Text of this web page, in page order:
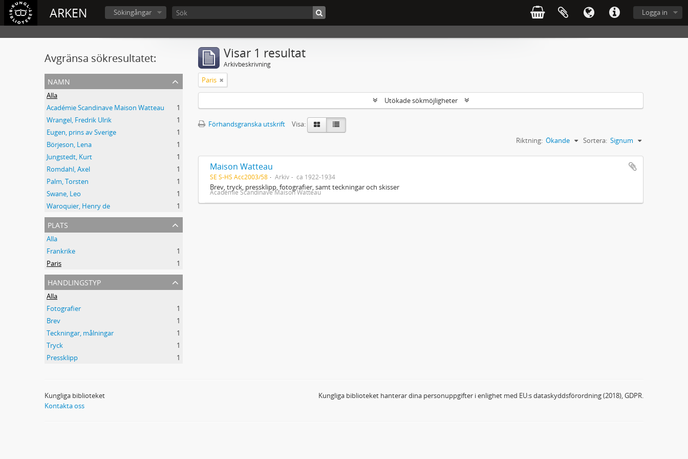
ARKEN Logga in
Sökingångar
Avgränsa sökresultatet:
namn
Alla
Académie Scandinave Maison Watteau
1
Wrangel, Fredrik Ulrik
1
Eugen, prins av Sverige
1
Börjeson, Lena
1
Jungstedt, Kurt
1
Romdahl, Axel
1
Palm, Torsten
1
Swane, Leo
1
Waroquier, Henry de
1
plats
Alla
Frankrike
1
Paris
1
handlingstyp
Alla
Fotografier
1
Brev
1
Teckningar, målningar
1
Tryck
1
Pressklipp
1
Visar 1 resultat
Arkivbeskrivning
Paris
Utökade sökmöjligheter
Förhandsgranska utskrift
Visa:
Sortera: Signum
Riktning: Ökande
Maison Watteau
SE S-HS Acc2003/58 Arkiv ca 1922-1934
Brev, tryck, pressklipp, fotografier, samt teckningar och skisser
Académie Scandinave Maison Watteau
Kungliga biblioteket
Kontakta oss
Kungliga biblioteket hanterar dina personuppgifter i enlighet med EU:s dataskyddsförordning (2018), GDPR.